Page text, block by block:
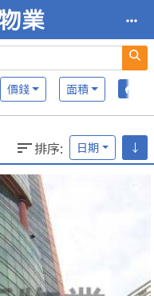
價錢 面積
排序: 日期 ↓